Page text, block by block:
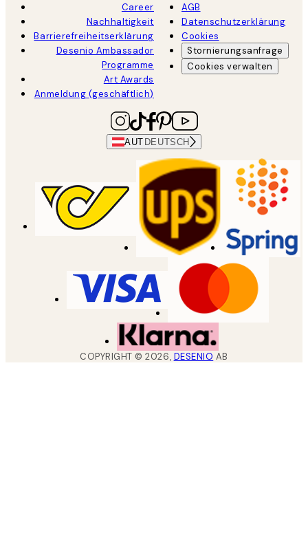
Career
Nachhaltigkeit
Barrierefreiheitserklärung
Desenio Ambassador
Programme
Art Awards
Anmeldung (geschäftlich)
AGB
Datenschutzerklärung
Cookies
Stornierungsanfrage
Cookies verwalten
AUT DEUTSCH
COPYRIGHT ©2026, DESENIO AB